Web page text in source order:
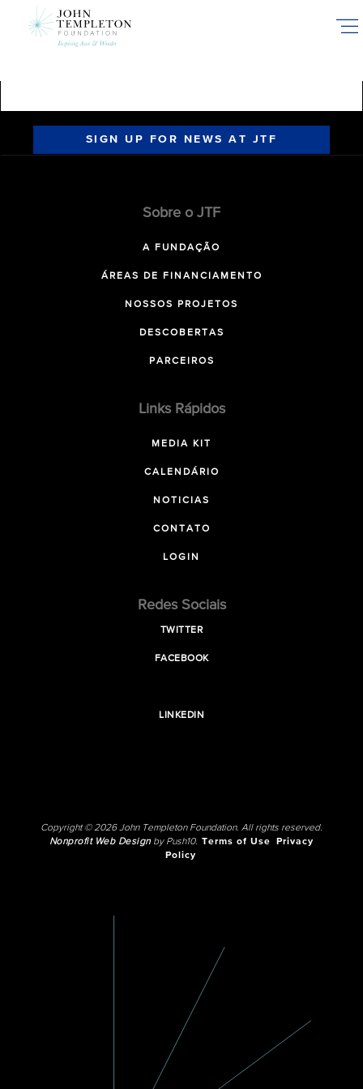
SIGN UP FOR NEWS AT JTF
Sobre o JTF
A FUNDAÇÃO
ÁREAS DE FINANCIAMENTO
NOSSOS PROJETOS
DESCOBERTAS
PARCEIROS
Links Rápidos
MEDIA KIT
CALENDÁRIO
NOTICIAS
CONTATO
LOGIN
Redes Sociais
TWITTER
FACEBOOK
LINKEDIN
Copyright © 2026 John Templeton Foundation. All rights reserved.
Nonprofit Web Designby Push10. Terms of Use
Privacy
Policy